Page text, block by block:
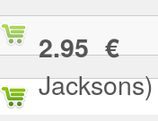
2.95 €—
Jacksons)